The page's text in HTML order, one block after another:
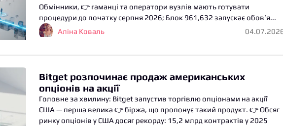
Обмінники, 👉 гаманці та оператори вузлів мають готувати
процедури до початку серпня 2026; Блок 961,632 запускає обов’я...
Аліна Коваль
Bitget розпочинає продаж американських
опціонів на акції
Головне за хвилину: Bitget запустив торгівлю опціонами на акції
США — перша велика 👉 біржа, що пропонує такий продукт. 👉 Обсяг
ринку опціонів у США досяг рекорду: 15,2 млрд контрактів у 2025